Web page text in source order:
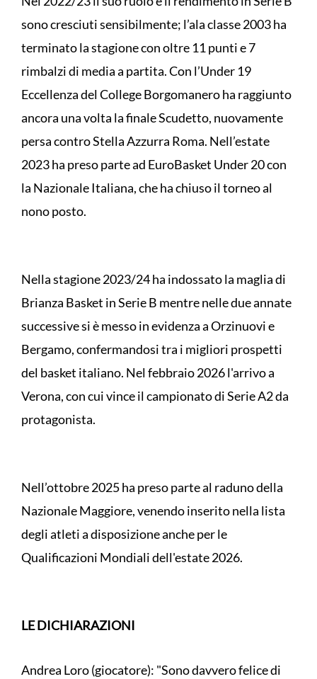
sono cresciuti sensibilmente; l’ala classe 2003 ha
terminato la stagione con oltre 11 punti e 7
rimbalzi di media a partita. Con l’Under 19
Eccellenza del College Borgomanero ha raggiunto
ancora una volta la finale Scudetto, nuovamente
persa contro Stella Azzurra Roma. Nell’estate
2023 ha preso parte ad EuroBasket Under 20 con
la Nazionale Italiana, che ha chiuso il torneo al
nono posto.
Nella stagione 2023/24 ha indossato la maglia di
Brianza Basket in Serie B mentre nelle due annate
successive si è messo in evidenza a Orzinuovi e
Bergamo, confermandosi tra i migliori prospetti
del basket italiano. Nel febbraio 2026 l'arrivo a
Verona, con cui vince il campionato di Serie A2 da
protagonista.
Nell’ottobre 2025 ha preso parte al raduno della
Nazionale Maggiore, venendo inserito nella lista
degli atleti a disposizione anche per le
Qualificazioni Mondiali dell'estate 2026.
LE DICHIARAZIONI
Andrea Loro (giocatore): "Sono davvero felice di